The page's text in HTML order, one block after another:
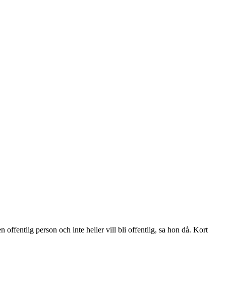
offentlig person och inte heller vill bli offentlig, sa hon då. Kort